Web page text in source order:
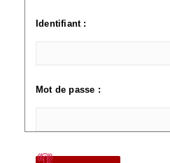
Identifiant :
Mot de passe :